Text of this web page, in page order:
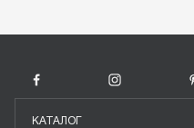
КАТАЛОГ